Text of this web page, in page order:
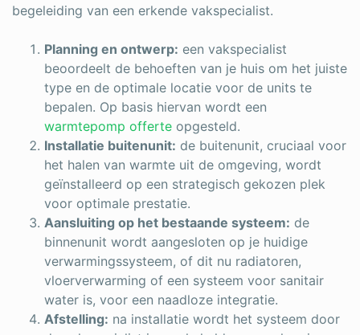
begeleiding van een erkende vakspecialist.
Planning en ontwerp: een vakspecialist
beoordeelt de behoeften van je huis om het juiste
type en de optimale locatie voor de units te
bepalen. Op basis hiervan wordt een
warmtepomp offerte opgesteld.
Installatie buitenunit: de buitenunit, cruciaal voor
het halen van warmte uit de omgeving, wordt
geïnstalleerd op een strategisch gekozen plek
voor optimale prestatie.
Aansluiting op het bestaande systeem: de
binnenunit wordt aangesloten op je huidige
verwarmingssysteem, of dit nu radiatoren,
vloerverwarming of een systeem voor sanitair
water is, voor een naadloze integratie.
Afstelling: na installatie wordt het systeem door